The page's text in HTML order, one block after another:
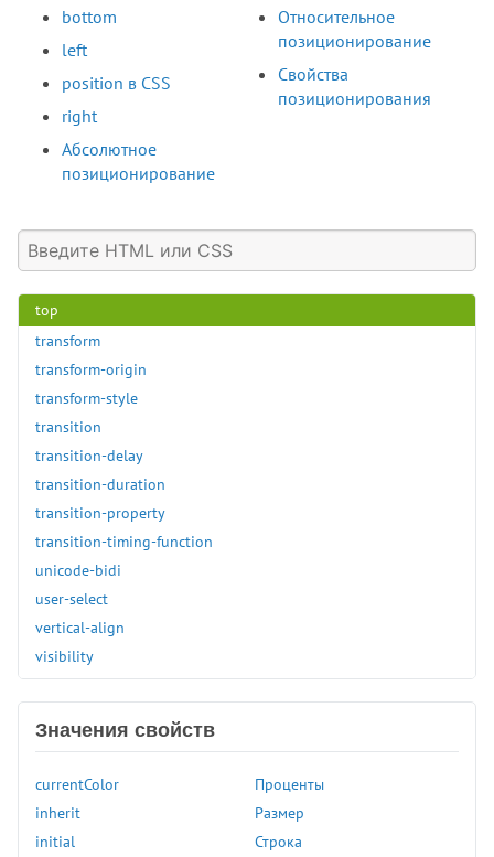
bottom
left
position в CSS
right
Абсолютное
позиционирование
Относительное
позиционирование
Свойства
позиционирования
text-orientation
text-overflow
text-security
text-shadow
text-underline-offset
text-underline-position
top
transform
transform-origin
transform-style
transition
transition-delay
transition-duration
transition-property
transition-timing-function
unicode-bidi
user-select
vertical-align
visibility
white-space
width
Значения свойств
currentColor
inherit
initial
Проценты
Размер
Строка